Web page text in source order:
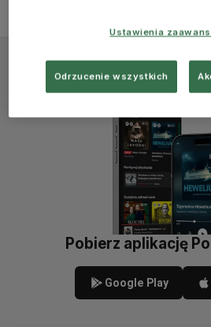
Pobierz aplikację
Google Play
Ustawienia
Odrzucenie wszystkich